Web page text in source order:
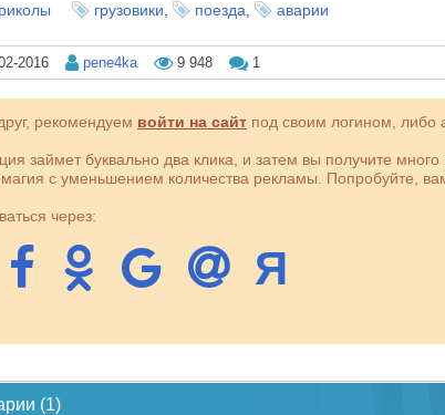
грузовики поезда аварии
2016 pene4ka 9 948 1
рекомендуем войти на сайт под своим логином, либо
займет буквально два клика, и затем вы получите
магия с уменьшением количества рекламы. Попробуйте,
через:
(1)